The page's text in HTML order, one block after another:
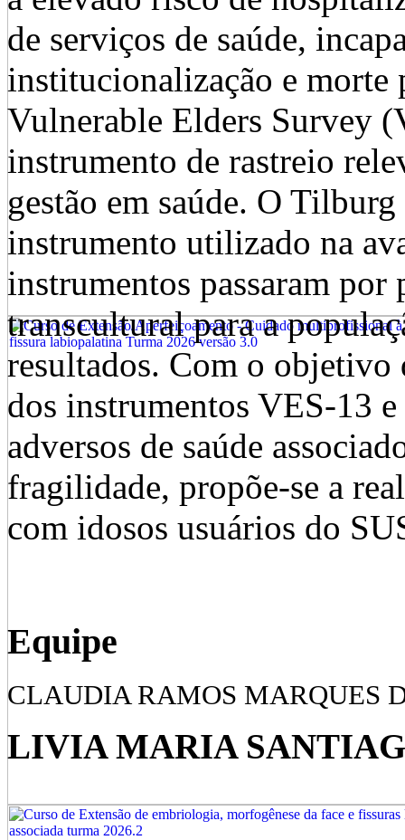
de serviços de saúde,
institucionalização e morte
Vulnerable Elders Survey
instrumento de rastreio
gestão em saúde. O
instrumento utilizado na
instrumentos passaram por
transcultural para a
resultados. Com o
dos instrumentos VES-13
adversos de saúde
fragilidade, propõe-se a
com idosos usuários do
Equipe
CLAUDIA RAMOS MARQUES
LIVIA MARIA